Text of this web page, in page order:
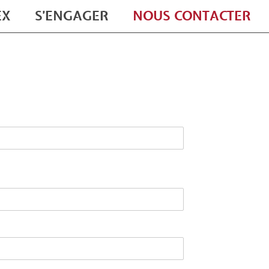
S'ENGAGER NOUS CONTACTER